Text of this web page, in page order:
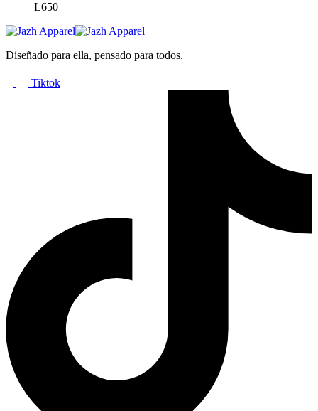
elegir
en
la
página
L650
Diseñado para ella, pensado para todos.
Tiktok